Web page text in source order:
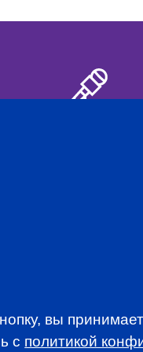
вы
c политикой